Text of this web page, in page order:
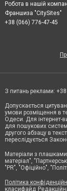
Робота в нашій
Франшиза "CitySites"
+38 (066) 776-47-45
З питань реклами:
Допускається
умови розміщення в
Одеси. Для інтернет-
для пошукових
другого абзацу в
переслідується
Матеріали з
матеріал",
"PR", "Офіційно",
Політика
класифайд